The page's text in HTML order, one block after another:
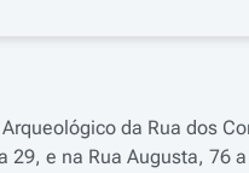
da Rua dos
29, e na Rua Augusta,